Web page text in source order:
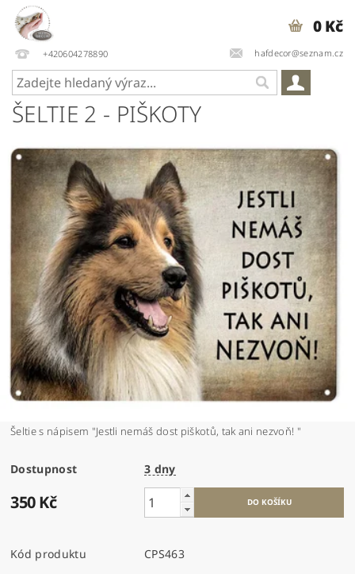
+420604278890 hafdecor@seznam.cz
0 Kč
ŠELTIE 2 - PIŠKOTY
Šeltie s nápisem "Jestli nemáš dost piškotů, tak ani nezvoň! "
Dostupnost 3 dny
350 Kč
Kód produktu
CPS463